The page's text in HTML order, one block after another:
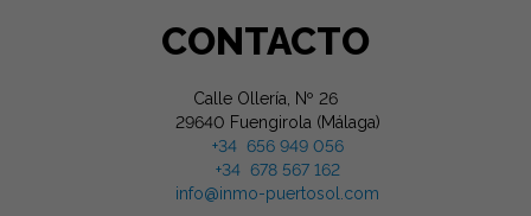
CONTACTO
Calle Ollería, Nº 26
29640 Fuengirola (Málaga)
+34 656 949 056
+34 678 567 162
info@inmo-puertosol.com